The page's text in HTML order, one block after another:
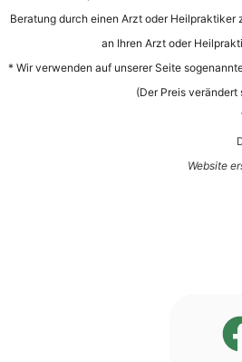
Beratung durch einen Arzt oder
an Ihren Arzt oder
* Wir verwenden auf unserer Seite
(Der Preis
Website